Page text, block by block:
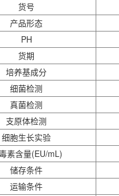
货号
产品形态
PH
货期
培养基成分
细菌检测
真菌检测
支原体检测
细胞生长实验
素含量(EU/mL)
储存条件
运输条件